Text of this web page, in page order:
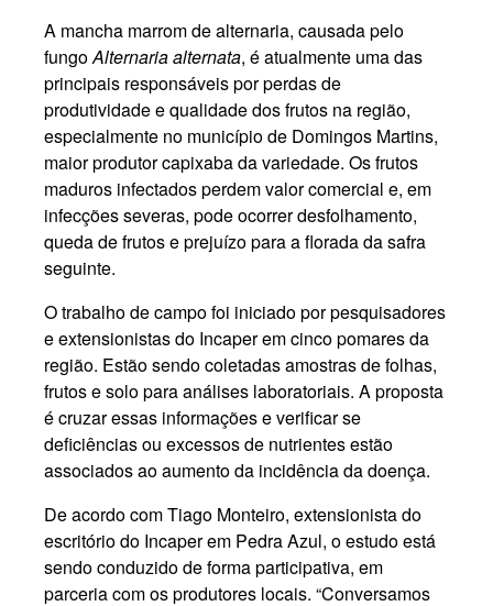
A mancha marrom de alternaria, causada pelo
fungoAlternaria alternata, é atualmente uma das
principais responsáveis por perdas de
produtividade e qualidade dos frutos na região,
especialmente no município de Domingos Martins,
maior produtor capixaba da variedade. Os frutos
maduros infectados perdem valor comercial e, em
infecções severas, pode ocorrer desfolhamento,
queda de frutos e prejuízo para a florada da safra
seguinte.
O trabalho de campo foi iniciado por pesquisadores
e extensionistas do Incaper em cinco pomares da
região. Estão sendo coletadas amostras de folhas,
frutos e solo para análises laboratoriais. A proposta
é cruzar essas informações e verificar se
deficiências ou excessos de nutrientes estão
associados ao aumento da incidência da doença.
De acordo com Tiago Monteiro, extensionista do
escritório do Incaper em Pedra Azul, o estudo está
sendo conduzido de forma participativa, em
parceria com os produtores locais. “Conversamos